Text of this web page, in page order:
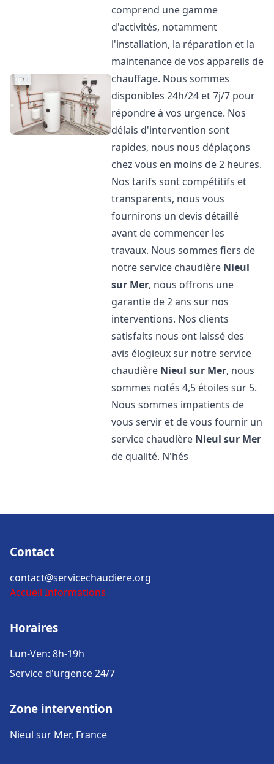
comprend une gamme
d'activités, notamment
l'installation, la réparation et la
maintenance de vos appareils de
chauffage. Nous sommes
disponibles 24h/24 et 7j/7 pour
répondre à vos urgence. Nos
délais d'intervention sont
rapides, nous nous déplaçons
chez vous en moins de 2 heures.
Nos tarifs sont compétitifs et
transparents, nous vous
fournirons un devis détaillé
avant de commencer les
travaux. Nous sommes fiers de
notre service chaudière Nieul
sur Mer, nous offrons une
garantie de 2 ans sur nos
interventions. Nos clients
satisfaits nous ont laissé des
avis élogieux sur notre service
chaudière Nieul sur Mer, nous
sommes notés 4,5 étoiles sur 5.
Nous sommes impatients de
vous servir et de vous fournir un
service chaudière Nieul sur Mer
de qualité. N'hés
Contact
contact@servicechaudiere.org
Accueil Informations
Horaires
Lun-Ven: 8h-19h
Service d'urgence 24/7
Zone intervention
Nieul sur Mer, France